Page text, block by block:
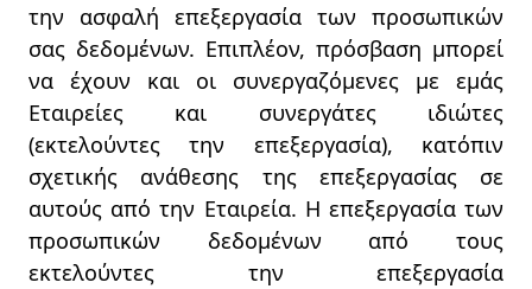
την ασφαλή επεξεργασία των προσωπικών
σας δεδομένων. Επιπλέον, πρόσβαση μπορεί
να έχουν και οι συνεργαζόμενες με εμάς
Εταιρείες και συνεργάτες ιδιώτες
(εκτελούντες την επεξεργασία), κατόπιν
σχετικής ανάθεσης της επεξεργασίας σε
αυτούς από την Εταιρεία. Η επεξεργασία των
προσωπικών δεδομένων από τους
εκτελούντες την επεξεργασία